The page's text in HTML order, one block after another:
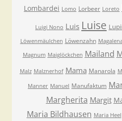
Lombardei Lomo Lorbeer Loreto
Luigi Nono Luis Luise
Löwenmäulchen Löwenzahn
Magnum Maiglöckchen Mailand
Malz Malznerhof Mama Manarola
Manner Manuel Manufaktum
Margherita Margit
Maria Bildhausen Maria Heel